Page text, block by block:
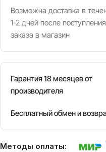
Возможна доставка в
1-2 дней после поступления
заказа в магазин
Гарантия 18 месяцев от
производителя
Бесплатный обмен и
Методы оплаты: